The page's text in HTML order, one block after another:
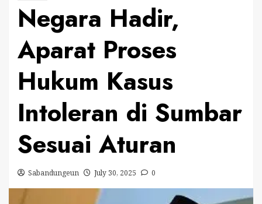
Negara Hadir,
Aparat Proses
Hukum Kasus
Intoleran di Sumbar
Sesuai Aturan
Sabandungeun July 30, 2025 0